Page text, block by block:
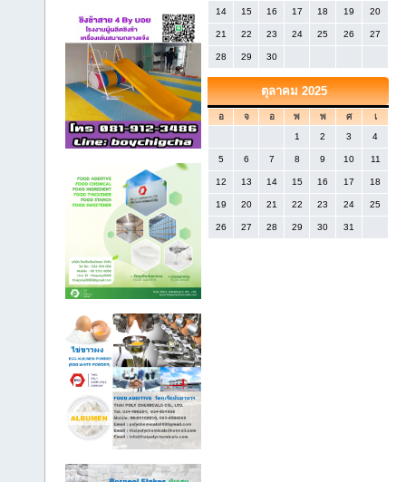
14 15 16 17 18 19 20
21 22 23 24 25 26 27
28 29 30
ตุลาคม 2025
อ จ อ พ พ ศ
เ
1
2 3 4
5 6 7 8 9 10 11
12 13 14 15 16 17 18
19 20 21 22 23 24 25
26 27 28 29 30 31